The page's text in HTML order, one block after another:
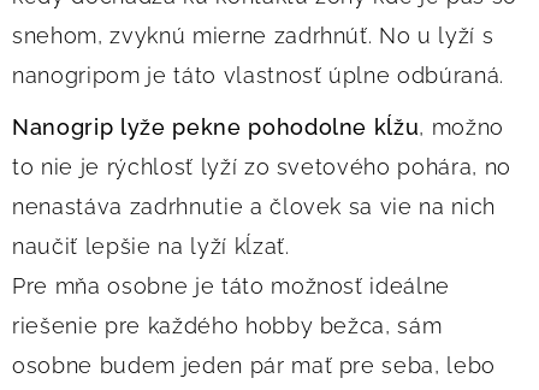
snehom, zvyknú mierne zadrhnúť. No u lyží s
nanogripom je táto vlastnosť úplne odbúraná.
Nanogrip lyže pekne pohodolne kĺžu, možno
to nie je rýchlosť lyží zo svetového pohára, no
nenastáva zadrhnutie a človek sa vie na nich
naučiť lepšie na lyží kĺzať.
Pre mňa osobne je táto možnosť ideálne
riešenie pre každého hobby bežca, sám
osobne budem jeden pár mať pre seba, lebo